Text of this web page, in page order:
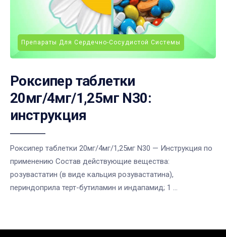
Препараты Для Сердечно-Сосудистой Системы
Роксипер таблетки
20мг/4мг/1,25мг N30:
инструкция
Роксипер таблетки 20мг/4мг/1,25мг N30 — Инструкция по
применению Состав действующие вещества:
розувастатин (в виде кальция розувастатина),
периндоприла терт-бутиламин и индапамид; 1 ...